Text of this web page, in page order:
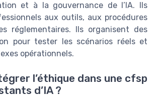
et à la gouvernance de l’IA. Ils
aux outils, aux procédures
réglementaires. Ils organisent des
pour tester les scénarios réels et
opérationnels.
l’éthique dans une cfsp
d’IA ?